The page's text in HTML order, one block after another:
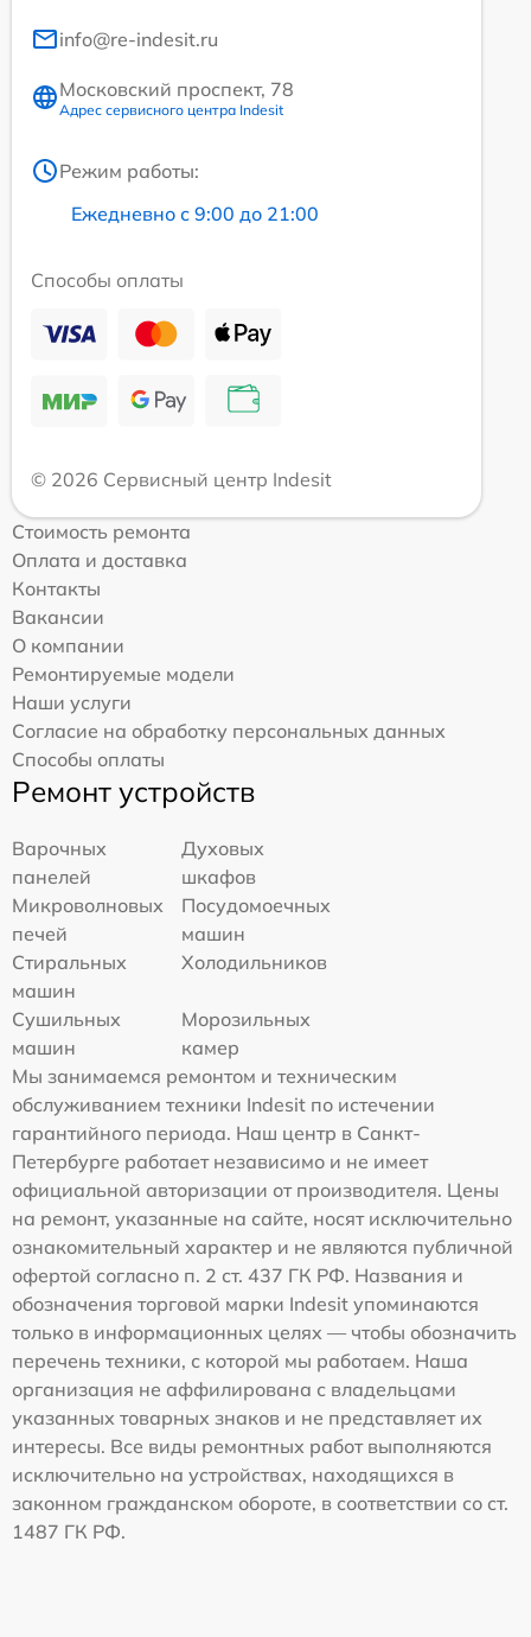
info@re-indesit.ru
Московский проспект, 78
Адрес сервисного центра Indesit
Режим работы:
Ежедневно с 9:00 до 21:00
Способы оплаты
© 2026 Сервисный центр Indesit
Стоимость ремонта
Оплата и доставка
Контакты
Вакансии
О компании
Ремонтируемые модели
Наши услуги
Согласие на обработку персональных данных
Способы оплаты
Ремонт устройств
Варочных
панелей
Духовых
шкафов
Микроволновых
печей
Посудомоечных
машин
Стиральных
машин
Холодильников
Сушильных
машин
Морозильных
камер
Мы занимаемся ремонтом и техническим
обслуживанием техники Indesit по истечении
гарантийного периода. Наш центр в Санкт-
Петербурге работает независимо и не имеет
официальной авторизации от производителя. Цены
на ремонт, указанные на сайте, носят исключительно
ознакомительный характер и не являются публичной
офертой согласно п. 2 ст. 437 ГК РФ. Названия и
обозначения торговой марки Indesit упоминаются
только в информационных целях — чтобы обозначить
перечень техники, с которой мы работаем. Наша
организация не аффилирована с владельцами
указанных товарных знаков и не представляет их
интересы. Все виды ремонтных работ выполняются
исключительно на устройствах, находящихся в
законном гражданском обороте, в соответствии со ст.
1487 ГК РФ.